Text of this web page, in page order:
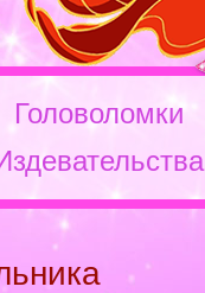
Головоломки